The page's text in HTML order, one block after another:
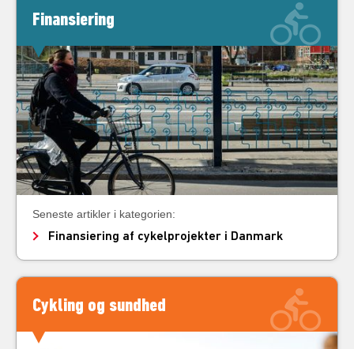
Finansiering
Seneste artikler i kategorien:
Finansiering af cykelprojekter i Danmark
Cykling og sundhed